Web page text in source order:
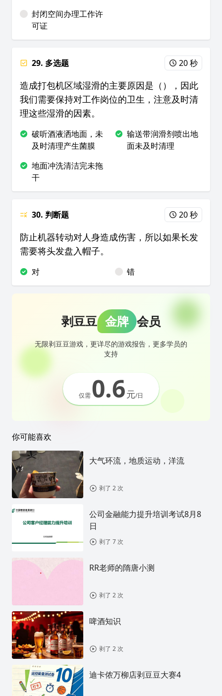
封闭空间办理工作许
可证
29. 多选题 20 秒
造成打包机区域湿滑的主要原因是（），因此
我们需要保持对工作岗位的卫生，注意及时清
理这些湿滑的因素。
破听酒液洒地面，未
及时清理产生菌膜
输送带润滑剂喷出地
面未及时清理
地面冲洗清洁完未拖
干
30. 判断题 20 秒
防止机器转动对人身造成伤害，所以如果长发
需要将头发盘入帽子。
对 错
剥豆豆 金牌 会员
无限剥豆豆游戏，更详尽的游戏报告，更多学员的
支持
仅需0.6元/日
你可能喜欢
大气环流，地质运动，洋流
剥了 2 次
公司金融能力提升培训考试8月8
日
剥了 7 次
RR老师的隋唐小测
剥了 2 次
啤酒知识
剥了 2 次
迪卡侬万柳店剥豆豆大赛4